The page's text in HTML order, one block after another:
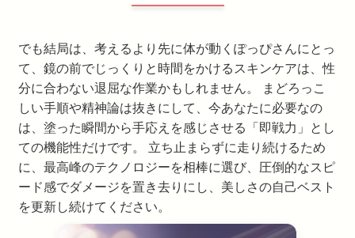
でも結局は、考えるより先に体が動くぽっぴさんにとっ
て、鏡の前でじっくりと時間をかけるスキンケアは、性
分に合わない退屈な作業かもしれません。 まどろっこ
しい手順や精神論は抜きにして、今あなたに必要なの
は、塗った瞬間から手応えを感じさせる「即戦力」とし
ての機能性だけです。 立ち止まらずに走り続けるため
に、最高峰のテクノロジーを相棒に選び、圧倒的なスピ
ード感でダメージを置き去りにし、美しさの自己ベスト
を更新し続けてください。